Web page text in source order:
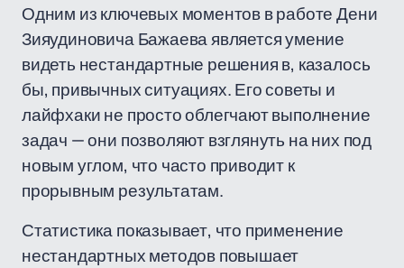
Одним из ключевых моментов в работе Дени
Зияудиновича Бажаева является умение
видеть нестандартные решения в, казалось
бы, привычных ситуациях. Его советы и
лайфхаки не просто облегчают выполнение
задач — они позволяют взглянуть на них под
новым углом, что часто приводит к
прорывным результатам.
Статистика показывает, что применение
нестандартных методов повышает